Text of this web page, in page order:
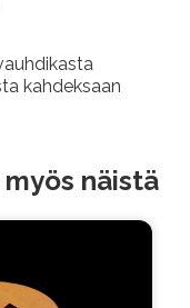
kahdeksaan
näistä